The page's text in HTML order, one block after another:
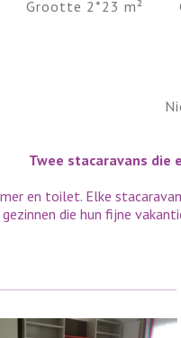
Grootte 2*23 m²
Twee stacaravans die
en toilet. Elke
die hun fijne